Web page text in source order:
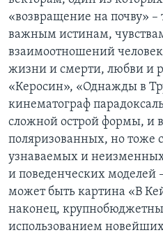
«возвращение на почву»
важным истинам,
взаимоотношений
жизни и смерти, любви и
«Керосин», «Однажды в
кинематограф
сложной острой формы, и
поляризованных, но тоже
узнаваемых и
и поведенческих моделей
может быть картина «В
наконец,
использованием